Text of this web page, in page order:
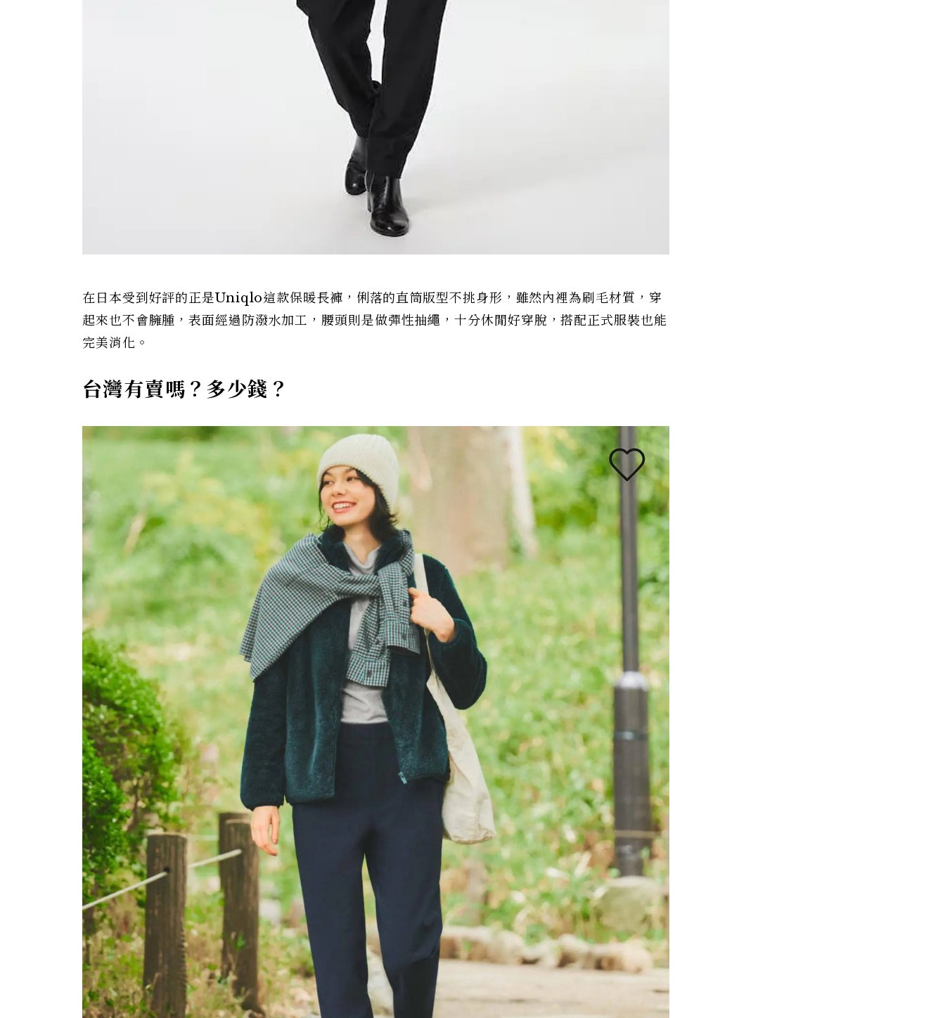
在日本受到好評的正是Uniqlo這款保暖長褲，俐落的直筒版型不挑身形，雖然內裡為刷毛材質，穿
起來也不會臃腫，表面經過防潑水加工，腰頭則是做彈性抽繩，十分休閒好穿脫，搭配正式服裝也能
完美消化。
台灣有賣嗎？多少錢？